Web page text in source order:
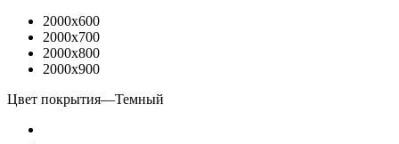
2000x600
2000x700
2000x800
2000x900
Цвет покрытия—Темный